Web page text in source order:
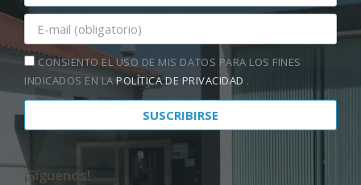
CONSIENTO EL USO DE MIS DATOS PARA LOS FINES
INDICADOS EN LAPOLÍTICA DE PRIVACIDAD .
¡Síguenos!